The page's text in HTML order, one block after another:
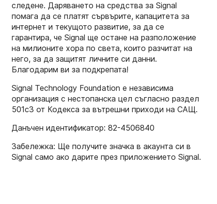
следене. Даряването на средства за Signal
помага да се платят сървърите, капацитета за
интернет и текущото развитие, за да се
гарантира, че Signal ще остане на разположение
на милионите хора по света, които разчитат на
него, за да защитят личните си данни.
Благодарим ви за подкрепата!
Signal Technology Foundation е независима
организация с нестопанска цел съгласно раздел
501c3 от Кодекса за вътрешни приходи на САЩ.
Данъчен идентификатор: 82-4506840
Забележка: Ще получите значка в акаунта си в
Signal само ако дарите през приложението Signal.